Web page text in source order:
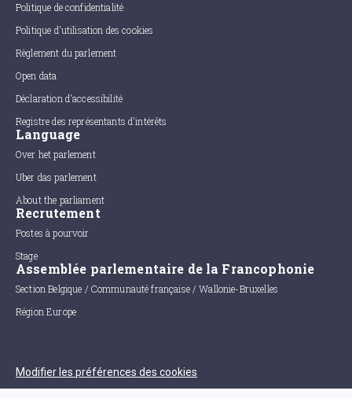
Politique de confidentialité
Politique d'utilisation des cookies
Règlement du parlement
Open data
Déclaration d'accessibilité
Registre des représentants d'intérêts
Language
Over het parlement
Uber das parlement
About the parliament
Recrutement
Postes à pourvoir
Stage
Assemblée parlementaire de la Francophonie
Section Belgique / Communauté française / Wallonie-Bruxelles
Région Europe
Modifier les préférences des cookies